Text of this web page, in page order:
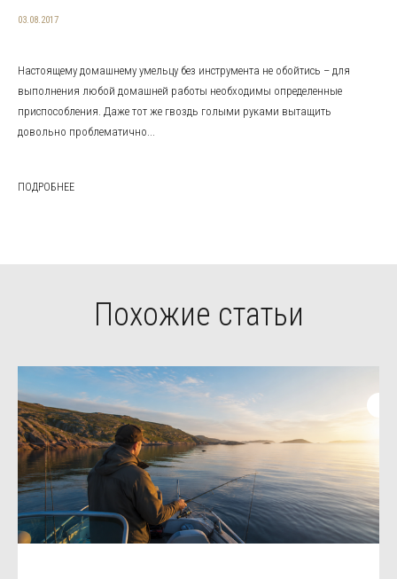
03.08.2017
Настоящему домашнему умельцу без инструмента не обойтись – для
выполнения любой домашней работы необходимы определенные
приспособления. Даже тот же гвоздь голыми руками вытащить
довольно проблематично...
ПОДРОБНЕЕ
Похожие статьи